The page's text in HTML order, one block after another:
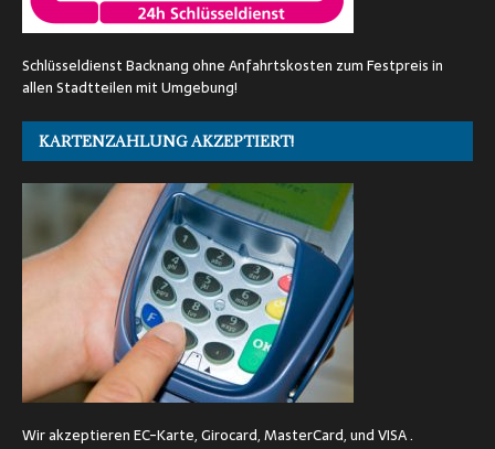
Schlüsseldienst Backnang ohne Anfahrtskosten zum Festpreis in
allen Stadtteilen mit Umgebung!
KARTENZAHLUNG AKZEPTIERT!
Wir akzeptieren EC-Karte, Girocard, MasterCard, und VISA .